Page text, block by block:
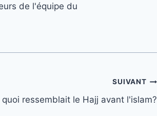
de l'équipe du
SUIVANT
quoi ressemblait le Hajj avant l'islam?